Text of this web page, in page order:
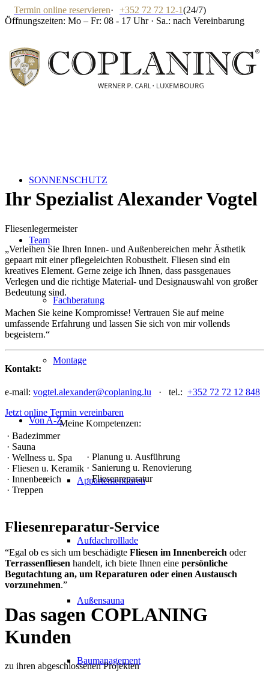
Termin online reservieren· +352 72 72 12-1(24/7)
Öffnungszeiten: Mo – Fr: 08 - 17 Uhr · Sa.: nach Vereinbarung
SONNENSCHUTZ
Team
Fachberatung
Montage
Von A-Z
Appartementtüren
Aufdachrolllade
Außensauna
Baumanagement
Ihr SpezialistAlexander Vogtel
Fliesenlegermeister
„Verleihen Sie Ihren Innen- und Außenbereichen mehr Ästhetik
gepaart mit einer pflegeleichten Robustheit. Fliesen sind ein
kreatives Element. Gerne zeige ich Ihnen, dass passgenaues
Verlegen und die richtige Material- und Designauswahl von großer
Bedeutung sind.
Machen Sie keine Kompromisse! Vertrauen Sie auf meine
umfassende Erfahrung und lassen Sie sich von mir vollends
begeistern.“
Kontakt:
e-mail: vogtel.alexander@coplaning.lu · tel.: +352 72 72 12 848
Jetzt online Termin vereinbaren
Meine Kompetenzen:
· Badezimmer
· Sauna
· Wellness u. Spa
· Fliesen u. Keramik
· Innenbereich
· Treppen
· Planung u. Ausführung
· Sanierung u. Renovierung
· Fliesenreparatur
Fliesenreparatur-Service
“Egal ob es sich um beschädigte Fliesen im Innenbereich oder
Terrassenfliesen handelt, ich biete Ihnen eine persönliche
Begutachtung an, um Reparaturen oder einen Austausch
vorzunehmen.”
Das sagen COPLANING
Kunden
zu ihren abgeschlossenen Projekten